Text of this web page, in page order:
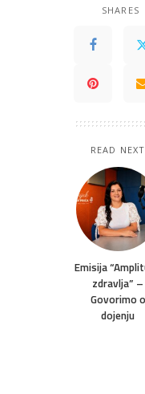
SHARES
READ NEXT
Emisija
zdravlja” –
Govorimo o
dojenju